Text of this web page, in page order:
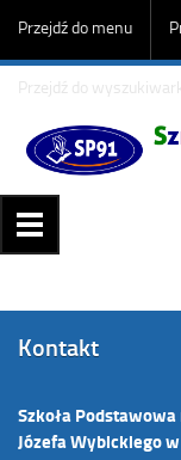
Przejdź do menu
Przejdź do
Kontakt
Szkoła
Józefa Wybickiego